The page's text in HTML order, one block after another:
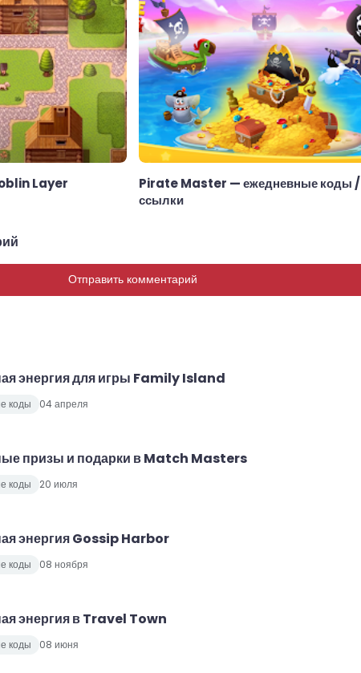
Layer
Pirate Master — ежедневные коды /
ссылки
Отправить комментарий
энергия для игры Family Island
коды 04 апреля
призы и подарки в Match Masters
коды 20 июля
энергия Gossip Harbor
коды 08 ноября
энергия в Travel Town
коды 08 июня